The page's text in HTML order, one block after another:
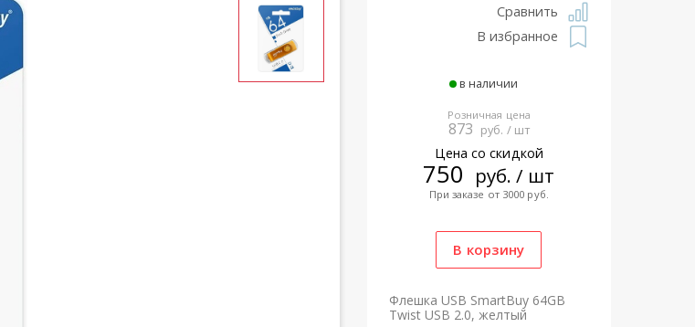
Сравнить
В избранное
в наличии
Розничная цена
873 руб. / шт
Цена со скидкой
750 руб. / шт
При заказе от 3000 руб.
Флешка USB SmartBuy 64GB
Twist USB 2.0, желтый